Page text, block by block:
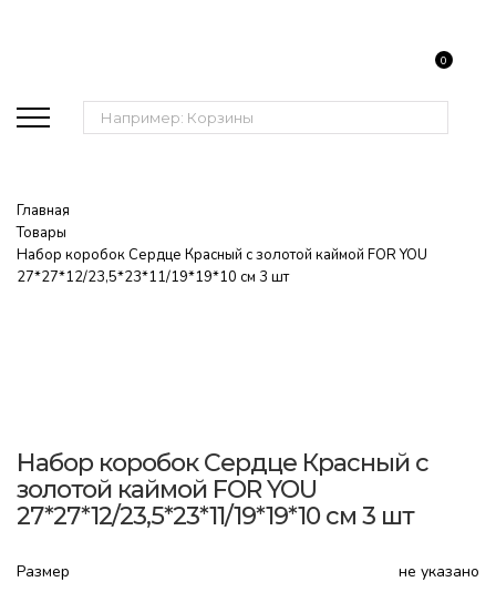
Поиск:
0
Главная
Товары
Набор коробок Сердце Красный с золотой каймой FOR YOU
27*27*12/23,5*23*11/19*19*10 см 3 шт
Набор коробок Сердце Красный с
золотой каймой FOR YOU
27*27*12/23,5*23*11/19*19*10 см 3 шт
Размер не указано